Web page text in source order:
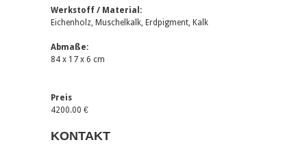
Werkstoff / Material:
Eichenholz, Muschelkalk, Erdpigment, Kalk
Abmaße:
84 x 17 x 6 cm
Preis
4200.00 €
KONTAKT